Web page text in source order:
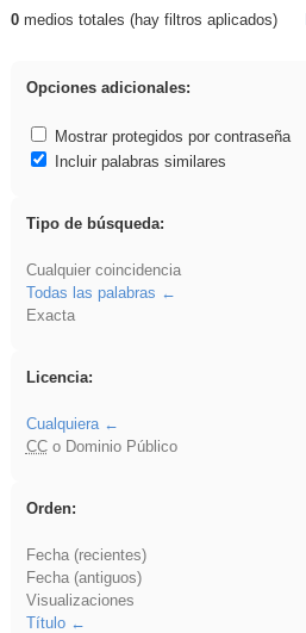
Resultados de: cortar
0medios totales (hay filtros aplicados)
Opciones adicionales:
Mostrar protegidos por contraseña
Incluir palabras similares
Tipo de búsqueda:
Cualquier coincidencia
Todas las palabras
Exacta
Licencia:
Cualquiera
CCo Dominio Público
Orden:
Fecha (recientes)
Fecha (antiguos)
Visualizaciones
Título